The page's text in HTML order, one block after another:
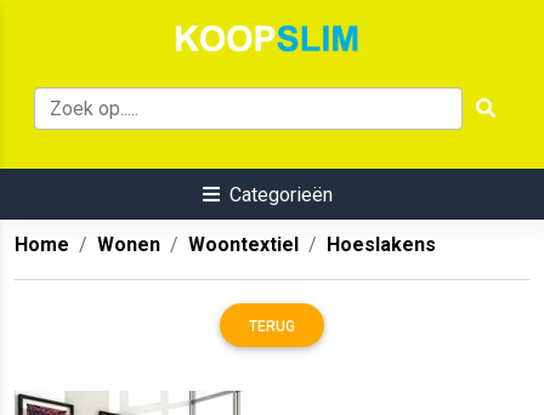
Categorieën
Home Wonen Woontextiel Hoeslakens
TERUG